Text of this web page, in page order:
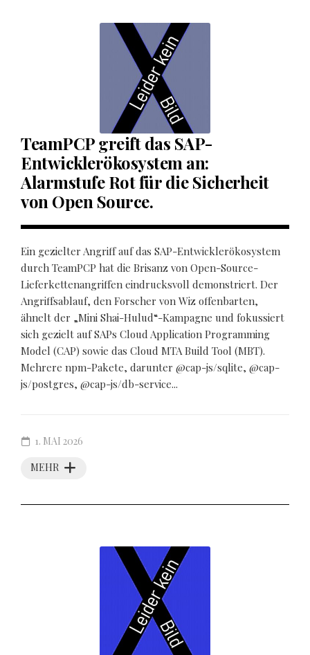
TeamPCP greift das SAP-
Entwicklerökosystem an:
Alarmstufe Rot für die Sicherheit
von Open Source.
Ein gezielter Angriff auf das SAP-Entwicklerökosystem
durch TeamPCP hat die Brisanz von Open-Source-
Lieferkettenangriffen eindrucksvoll demonstriert. Der
Angriffsablauf, den Forscher von Wiz offenbarten,
ähnelt der „Mini Shai-Hulud“-Kampagne und fokussiert
sich gezielt auf SAPs Cloud Application Programming
Model (CAP) sowie das Cloud MTA Build Tool (MBT).
Mehrere npm-Pakete, darunter @cap-js/sqlite, @cap-
js/postgres, @cap-js/db-service...
MEHR
1. MAI 2026